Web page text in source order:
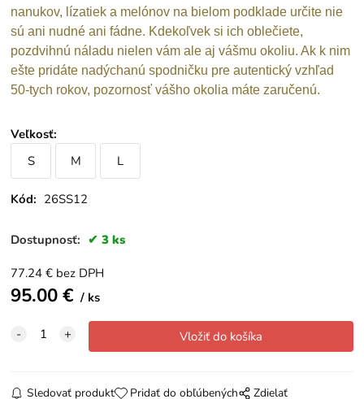
nanukov, lízatiek a melónov na bielom podklade určite nie
sú ani nudné ani fádne. Kdekoľvek si ich oblečiete,
pozdvihnú náladu nielen vám ale aj vášmu okoliu. Ak k nim
ešte pridáte nadýchanú spodničku pre autentický vzhľad
50-tych rokov, pozornosť vášho okolia máte zaručenú.
Veľkosť:
S
M L
Kód: 26SS12
Dostupnosť: 3 ks
77.24 € bez DPH
95.00€ ks
Sledovať produkt Pridať do obľúbených Zdielať